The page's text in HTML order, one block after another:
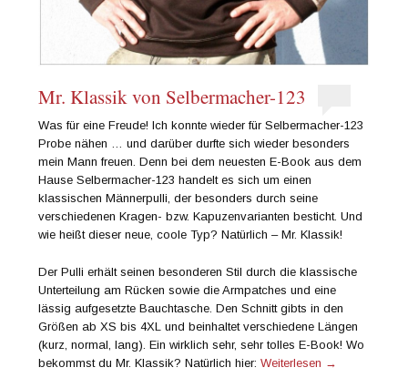
Mr. Klassik von Selbermacher-123
Was für eine Freude! Ich konnte wieder für Selbermacher-123
Probe nähen … und darüber durfte sich wieder besonders
mein Mann freuen. Denn bei dem neuesten E-Book aus dem
Hause Selbermacher-123 handelt es sich um einen
klassischen Männerpulli, der besonders durch seine
verschiedenen Kragen- bzw. Kapuzenvarianten besticht. Und
wie heißt dieser neue, coole Typ? Natürlich – Mr. Klassik!
Der Pulli erhält seinen besonderen Stil durch die klassische
Unterteilung am Rücken sowie die Armpatches und eine
lässig aufgesetzte Bauchtasche. Den Schnitt gibts in den
Größen ab XS bis 4XL und beinhaltet verschiedene Längen
(kurz, normal, lang). Ein wirklich sehr, sehr tolles E-Book! Wo
bekommst du Mr. Klassik? Natürlich hier:Weiterlesen →